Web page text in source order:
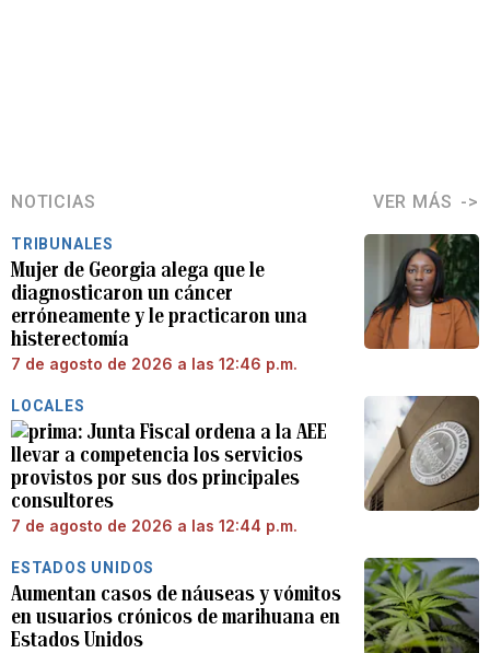
NOTICIAS VER MÁS
TRIBUNALES
Mujer de Georgia alega que le
diagnosticaron un cáncer
erróneamente y le practicaron una
histerectomía
7 de agosto de 2026 a las 12:46 p.m.
LOCALES
Junta Fiscal ordena a la AEE
llevar a competencia los servicios
provistos por sus dos principales
consultores
7 de agosto de 2026 a las 12:44 p.m.
ESTADOS UNIDOS
Aumentan casos de náuseas y vómitos
en usuarios crónicos de marihuana en
Estados Unidos